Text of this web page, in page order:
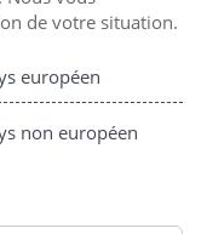
de votre situation.
européen
non européen